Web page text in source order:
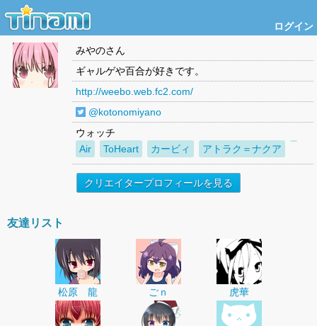
ログイン
みやのさん
ギャルゲや百合が好きです。
http://weebo.web.fc2.com/
@kotonomiyano
ウォッチ
Air
ToHeart カービィ アトラク＝ナクア
クリエイタープロフィールを見る
友達リスト
松原 龍 ごｎ 虎華